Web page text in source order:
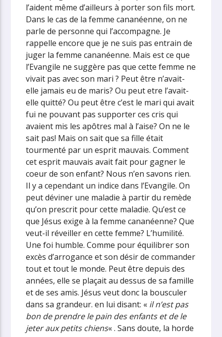
l’aident même d’ailleurs à porter son fils mort.
Dans le cas de la femme cananéenne, on ne
parle de personne qui l’accompagne. Je
rappelle encore que je ne suis pas entrain de
juger la femme cananéenne. Mais est ce que
l’Evangile ne suggère pas que cette femme ne
vivait pas avec son mari ? Peut être n’avait-
elle jamais eu de maris? Ou peut etre l’avait-
elle quitté? Ou peut être c’est le mari qui avait
fui ne pouvant pas supporter ces cris qui
avaient mis les apôtres mal à l’aise? On ne le
sait pas! Mais on sait que sa fille était
tourmenté par un esprit mauvais. Comment
cet esprit mauvais avait fait pour gagner le
coeur de son enfant? Nous n’en savons rien.
Il y a cependant un indice dans l’Evangile. On
peut déviner une maladie à partir du remède
qu’on prescrit pour cette maladie. Qu’est ce
que Jésus exige à la femme cananéenne? Que
veut-il réveiller en cette femme? L’humilité.
Une foi humble. Comme pour équilibrer son
excès d’arrogance et son désir de commander
tout et tout le monde. Peut être depuis des
années, elle se plaçait au dessus de sa famille
et de ses amis. Jésus veut donc la bousculer
dans sa grandeur. en lui disant: « il n’est pas
bon de prendre le pain des enfants et de le
jeter aux petits chiens« . Sans doute, la horde